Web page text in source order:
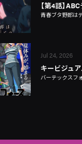
【第4話】
青春ブタ野郎は
Jul 24, 2026
キービジュ
バーテックスフ